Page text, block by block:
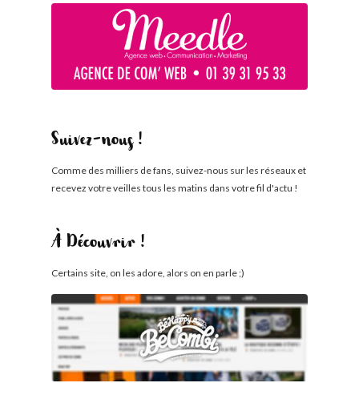
Suivez-nous !
Comme des milliers de fans, suivez-nous sur les réseaux et
recevez votre veilles tous les matins dans votre fil d'actu !
À Découvrir !
Certains site, on les adore, alors on en parle ;)